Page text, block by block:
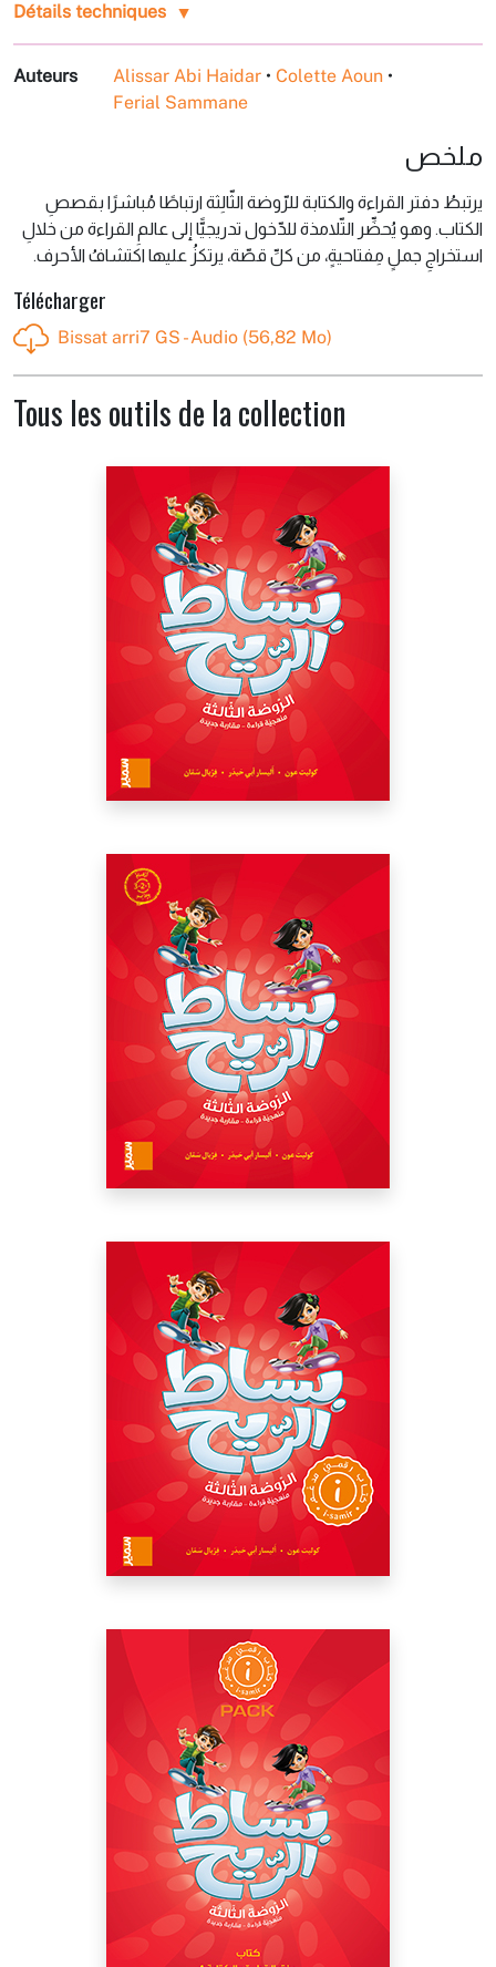
Détails techniques
Auteurs Alissar Abi Haidar • Colette Aoun •
Ferial Sammane
ملخص
يرتبطُ دفتر القراءة والكتابة للرّوضة الثّالِثة ارتباطًا مُباشرًا بقصصِ
الكتاب. وهو يُحضِّر التّلامذة للدّخول تدريجيًّا إلى عالمِ القراءة من خلالِ
استخراجِ جملٍ مِفتاحيةٍ، من كلِّ قصّة، يرتكزُ عليها اكتشافُ الأحرف.
Télécharger
Bissat arri7 GS - Audio (56,82 Mo)
Tous les outils de la collection